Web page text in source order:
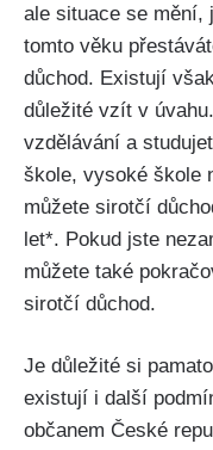
ale situace se mění,
tomto věku
důchod. Existují
důležité vzít v
vzdělávání a
škole, vysoké škole
můžete sirotčí
let*. Pokud jste
můžete také
sirotčí důchod.
Je důležité si
existují i další
občanem České